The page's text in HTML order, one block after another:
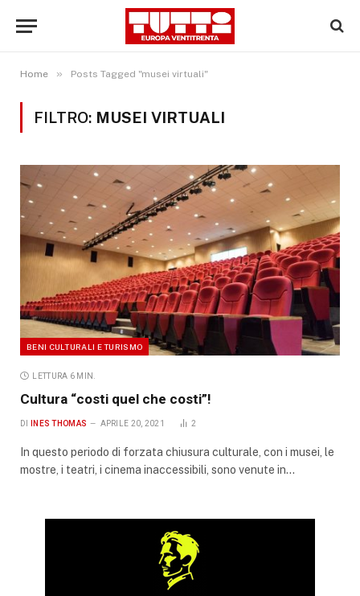
Home » Posts Tagged "musei virtuali"
FILTRO: MUSEI VIRTUALI
BENI CULTURALI E TURISMO
LETTURA 6 MIN.
Cultura “costi quel che costi”!
DI INES THOMAS APRILE 20, 2021 2
In questo periodo di forzata chiusura culturale, con i musei, le
mostre, i teatri, i cinema inaccessibili, sono venute in…